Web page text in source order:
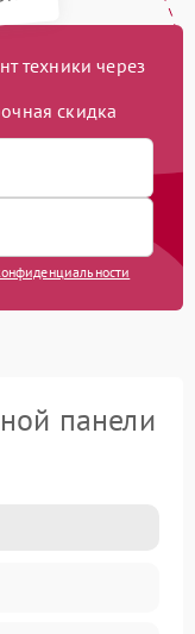
техники через
скидка
панели